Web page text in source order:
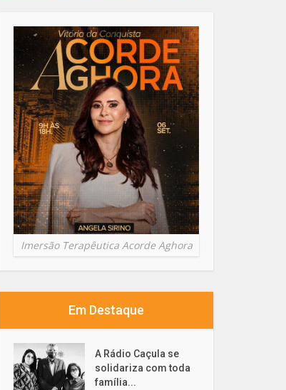
Imersão Terapêutica Acorde Aghora
Em Destaque
A Rádio Caçula se
solidariza com toda
família...